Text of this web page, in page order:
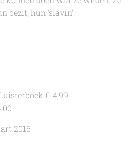
bezit, hun 'slavin'.
€14,99
2016